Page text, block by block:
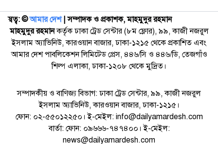
স্বত্ব: ©️আমার দেশ| সম্পাদক ও প্রকাশক, মাহমুদুর রহমান
মাহমুদুর রহমানকর্তৃক ঢাকা ট্রেড সেন্টার (৮ম ফ্লোর), ৯৯, কাজী নজরুল
ইসলাম অ্যাভিনিউ, কারওয়ান বাজার, ঢাকা-১২১৫ থেকে প্রকাশিত এবং
আমার দেশ পাবলিকেশন লিমিটেড প্রেস, ৪৪৬/সি ও ৪৪৬/ডি, তেজগাঁও
শিল্প এলাকা, ঢাকা-১২০৮ থেকে মুদ্রিত।
সম্পাদকীয় ও বাণিজ্য বিভাগ: ঢাকা ট্রেড সেন্টার, ৯৯, কাজী নজরুল
ইসলাম অ্যাভিনিউ, কারওয়ান বাজার, ঢাকা-১২১৫।
ফোন: ০২-৫৫০১২২৫০। ই-মেইল: info@dailyamardesh.com
বার্তা: ফোন: ০৯৬৬৬-৭৪৭৪০০। ই-মেইল:
news@dailyamardesh.com